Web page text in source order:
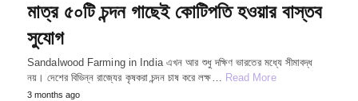
মাত্র ৫০টি চন্দন গাছেই কোটিপতি হওয়ার বাস্তব
সুযোগ
Sandalwood Farming in India এখন আর শুধু দক্ষিণ ভারতের মধ্যে সীমাবদ্ধ
নয়। দেশের বিভিন্ন রাজ্যের কৃষকরা চন্দন চাষ করে লক্ষ… Read More
3 months ago